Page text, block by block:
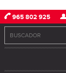
965 802 925